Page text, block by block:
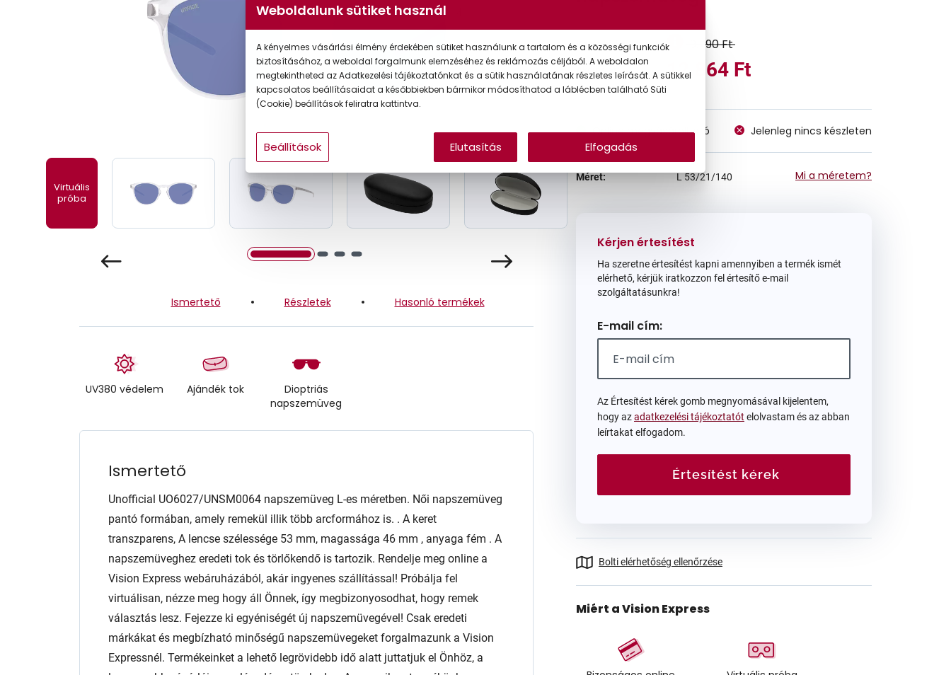
Virtuális
próba
Ismertető Részletek Hasonló termékek
UV380 védelem Ajándék tok
Dioptriás
napszemüveg
Ismertető
Unofficial UO6027/UNSM0064 napszemüveg L-es méretben. Női napszemüveg
pantó formában, amely remekül illik több arcformához is. . A keret
transzparens, A lencse szélessége 53 mm, magassága 46 mm , anyaga fém . A
napszemüveghez eredeti tok és törlőkendő is tartozik. Rendelje meg online a
Vision Express webáruházából, akár ingyenes szállítással! Próbálja fel
virtuálisan, nézze meg hogy áll Önnek, így megbizonyosodhat, hogy remek
választás lesz. Fejezze ki egyéniségét új napszemüvegével! Csak eredeti
márkákat és megbízható minőségű napszemüvegeket forgalmazunk a Vision
Expressnél. Termékeinket a lehető legrövidebb idő alatt juttatjuk el Önhöz, a
Korábbi ár: 19.790 Ft
Akciós ár: 12.864 Ft
Online megvásárolható Jelenleg nincs készleten
Méret: L 53/21/140 Mi a méretem?
Kérjen értesítést
Ha szeretne értesítést kapni amennyiben a termék ismét
elérhető, kérjük iratkozzon fel értesítő e-mail
szolgáltatásunkra!
E-mail cím:
Az Értesítést kérek gomb megnyomásával kijelentem,
hogy azadatkezelési tájékoztatót elolvastam és az abban
leírtakat elfogadom.
Értesítést kérek
Bolti elérhetőség ellenőrzése
Miért a Vision Express
Weboldalunk sütiket használ
A kényelmes vásárlási élmény érdekében sütiket használunk a tartalom és a közösségi funkciók
biztosításához, a weboldal forgalmunk elemzéséhez és reklámozás céljából. A weboldalon
megtekintheted az Adatkezelési tájékoztatónkat és a sütik használatának részletes leírását. A sütikkel
kapcsolatos beállításaidat a későbbiekben bármikor módosíthatod a láblécben található Süti
(Cookie) beállítások feliratra kattintva.
Beállítások Elutasítás Elfogadás